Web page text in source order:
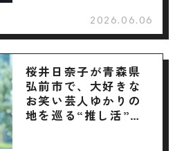
2026.06.06
桜井日奈子が青森県
弘前市で、大好きな
お笑い芸人ゆかりの
地を巡る“推し活”旅